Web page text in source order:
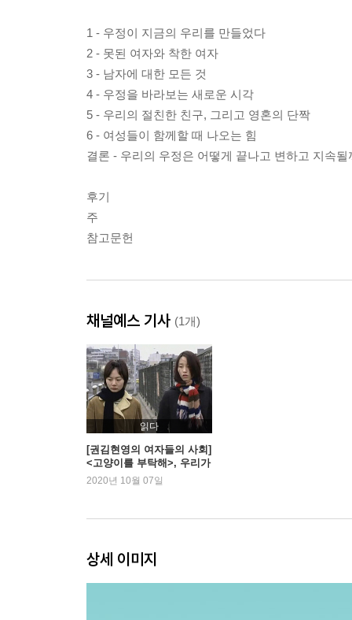
1 - 우정이 지금의 우리를 만들었다
2 - 못된 여자와 착한 여자
3 - 남자에 대한 모든 것
4 - 우정을 바라보는 새로운 시각
5 - 우리의 절친한 친구, 그리고 영혼의 단짝
6 - 여성들이 함께할 때 나오는 힘
결론 - 우리의 우정은 어떻게 끝나고 변하고 지속될
후기
주
참고문헌
채널예스 기사 (1개)
읽다
[권김현영의 여자들의 사회]
<고양이를 부탁해>, 우리가
떠날 수 있게
2020년 10월 07일
상세 이미지